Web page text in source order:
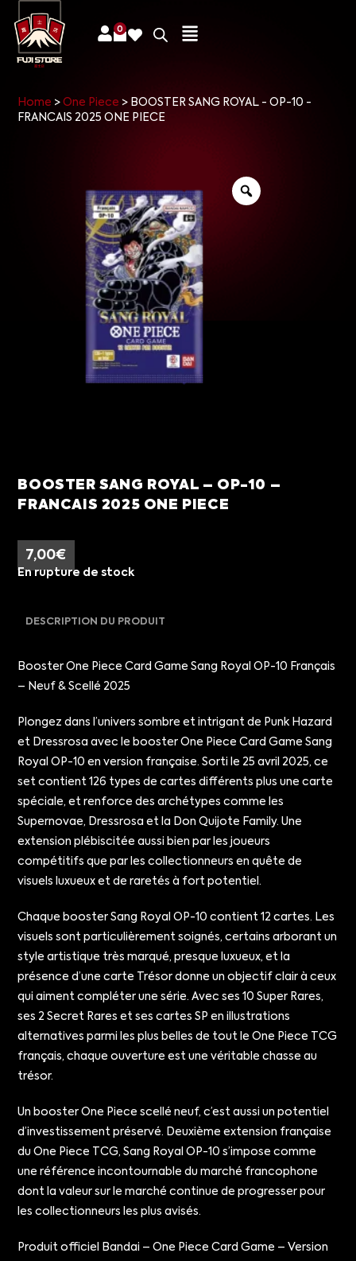
0
Home >One Piece > BOOSTER SANG ROYAL - OP-10 -
FRANCAIS 2025 ONE PIECE
BOOSTER SANG ROYAL – OP-10 –
FRANCAIS 2025 ONE PIECE
7,00€
En rupture de stock
DESCRIPTION DU PRODUIT
Booster One Piece Card Game Sang Royal OP-10 Français
– Neuf & Scellé 2025
Plongez dans l’univers sombre et intrigant de Punk Hazard
et Dressrosa avec le booster One Piece Card Game Sang
Royal OP-10 en version française. Sorti le 25 avril 2025, ce
set contient 126 types de cartes différents plus une carte
spéciale, et renforce des archétypes comme les
Supernovae, Dressrosa et la Don Quijote Family. Une
extension plébiscitée aussi bien par les joueurs
compétitifs que par les collectionneurs en quête de
visuels luxueux et de raretés à fort potentiel.
Chaque booster Sang Royal OP-10 contient 12 cartes. Les
visuels sont particulièrement soignés, certains arborant un
style artistique très marqué, presque luxueux, et la
présence d’une carte Trésor donne un objectif clair à ceux
qui aiment compléter une série. Avec ses 10 Super Rares,
ses 2 Secret Rares et ses cartes SP en illustrations
alternatives parmi les plus belles de tout le One Piece TCG
français, chaque ouverture est une véritable chasse au
trésor.
Un booster One Piece scellé neuf, c’est aussi un potentiel
d’investissement préservé. Deuxième extension française
du One Piece TCG, Sang Royal OP-10 s’impose comme
une référence incontournable du marché francophone
dont la valeur sur le marché continue de progresser pour
les collectionneurs les plus avisés.
Produit officiel Bandai – One Piece Card Game – Version